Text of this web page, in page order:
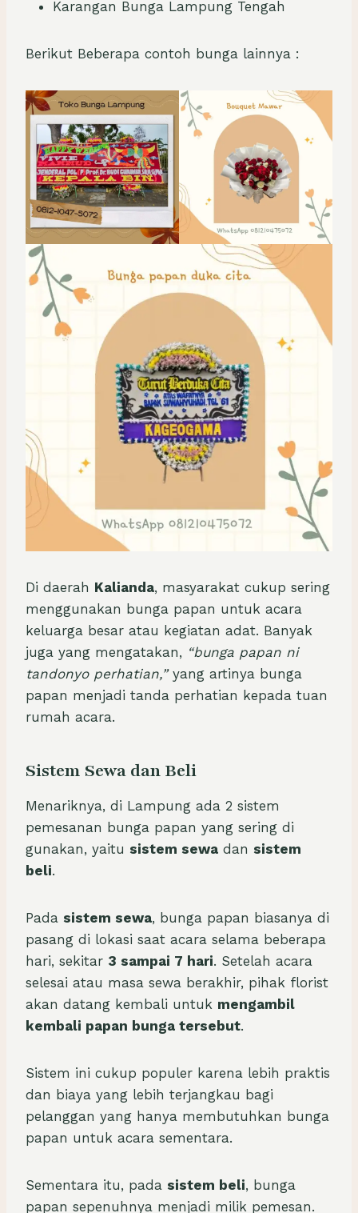
Karangan Bunga Lampung Tengah
Berikut Beberapa contoh bunga lainnya :
Di daerah Kalianda, masyarakat cukup sering
menggunakan bunga papan untuk acara
keluarga besar atau kegiatan adat. Banyak
juga yang mengatakan, “bunga papan ni
tandonyo perhatian,”yang artinya bunga
papan menjadi tanda perhatian kepada tuan
rumah acara.
Sistem Sewa dan Beli
Menariknya, di Lampung ada 2 sistem
pemesanan bunga papan yang sering di
gunakan, yaitu sistem sewa dan sistem
beli.
Pada sistem sewa, bunga papan biasanya di
pasang di lokasi saat acara selama beberapa
hari, sekitar 3 sampai 7 hari. Setelah acara
selesai atau masa sewa berakhir, pihak florist
akan datang kembali untuk mengambil
kembali papan bunga tersebut.
Sistem ini cukup populer karena lebih praktis
dan biaya yang lebih terjangkau bagi
pelanggan yang hanya membutuhkan bunga
papan untuk acara sementara.
Sementara itu, pada sistem beli, bunga
papan sepenuhnya menjadi milik pemesan.